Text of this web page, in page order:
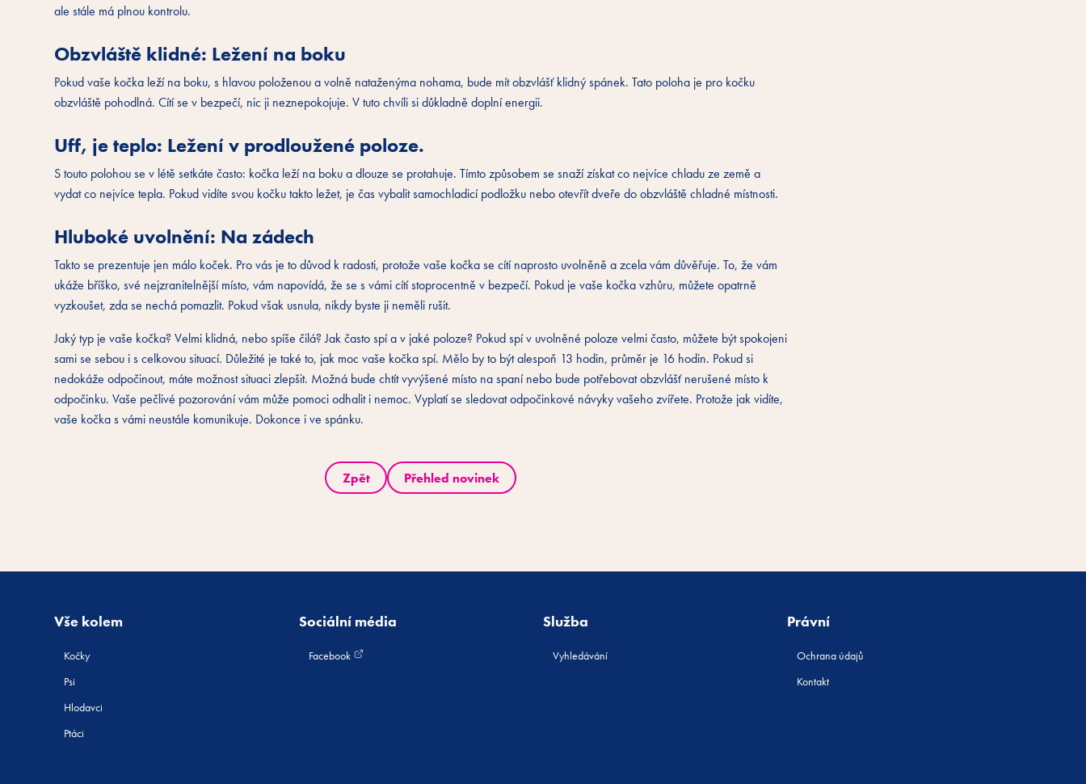
ale stále má plnou kontrolu.
Obzvláště klidné: Ležení na boku
Pokud vaše kočka leží na boku, s hlavou položenou a volně nataženýma nohama, bude mít obzvlášť klidný spánek. Tato poloha je pro kočku
obzvláště pohodlná. Cítí se v bezpečí, nic ji neznepokojuje. V tuto chvíli si důkladně doplní energii.
Uff, je teplo: Ležení v prodloužené poloze.
S touto polohou se v létě setkáte často: kočka leží na boku a dlouze se protahuje. Tímto způsobem se snaží získat co nejvíce chladu ze země a
vydat co nejvíce tepla. Pokud vidíte svou kočku takto ležet, je čas vybalit samochladicí podložku nebo otevřít dveře do obzvláště chladné místnosti.
Hluboké uvolnění: Na zádech
Takto se prezentuje jen málo koček. Pro vás je to důvod k radosti, protože vaše kočka se cítí naprosto uvolněně a zcela vám důvěřuje. To, že vám
ukáže bříško, své nejzranitelnější místo, vám napovídá, že se s vámi cítí stoprocentně v bezpečí. Pokud je vaše kočka vzhůru, můžete opatrně
vyzkoušet, zda se nechá pomazlit. Pokud však usnula, nikdy byste ji neměli rušit.
Jaký typ je vaše kočka? Velmi klidná, nebo spíše čilá? Jak často spí a v jaké poloze? Pokud spí v uvolněné poloze velmi často, můžete být spokojeni
sami se sebou i s celkovou situací. Důležité je také to, jak moc vaše kočka spí. Mělo by to být alespoň 13 hodin, průměr je 16 hodin. Pokud si
nedokáže odpočinout, máte možnost situaci zlepšit. Možná bude chtít vyvýšené místo na spaní nebo bude potřebovat obzvlášť nerušené místo k
odpočinku. Vaše pečlivé pozorování vám může pomoci odhalit i nemoc. Vyplatí se sledovat odpočinkové návyky vašeho zvířete. Protože jak vidíte,
vaše kočka s vámi neustále komunikuje. Dokonce i ve spánku.
Zpět Přehled novinek
Vše kolem
Kočky
Psi
Hlodavci
Ptáci
Sociální média
Facebook
Služba
Vyhledávání
Právní
Ochrana údajů
Kontakt